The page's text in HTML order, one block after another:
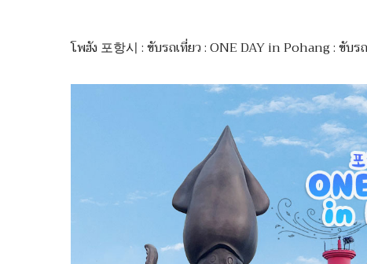
โพฮัง 포항시 : ขับรถเที่ยว : ONE DAY in Pohang : ขับ